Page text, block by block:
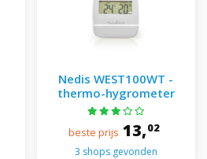
Nedis WEST100WT -
thermo-hygrometer
beste prijs 13,02
3 shops gevonden